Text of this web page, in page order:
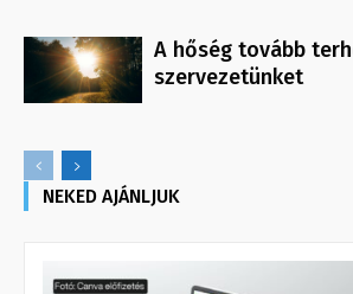
A hőség tovább
szervezetünket
NEKED AJÁNLJUK